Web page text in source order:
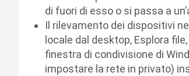
di fuori di esso o si passa a
Il rilevamento dei dispositivi
locale dal desktop, Esplora
finestra di condivisione di
impostare la rete in privato)